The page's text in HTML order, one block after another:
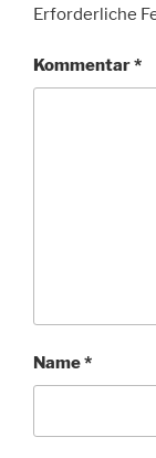
Erforderliche
Kommentar*
Name*